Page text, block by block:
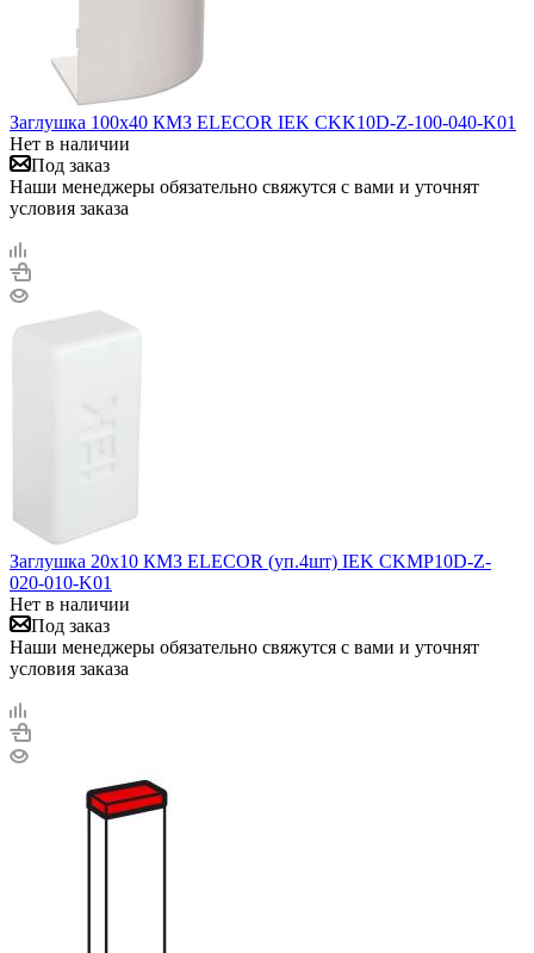
Заглушка 100х40 КМЗ ELECOR IEK CKK10D-Z-100-040-K01
Нет в наличии
Под заказ
Наши менеджеры обязательно свяжутся с вами и уточнят
условия заказа
Заглушка 20х10 КМЗ ELECOR (уп.4шт) IEK CKMP10D-Z-
020-010-K01
Нет в наличии
Под заказ
Наши менеджеры обязательно свяжутся с вами и уточнят
условия заказа